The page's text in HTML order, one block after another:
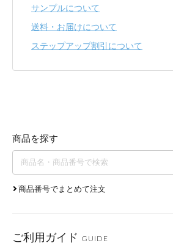
サンプルについて
送料・お届けについて
ステップアップ割引について
商品を探す
商品番号でまとめて注文
ご利用ガイド GUIDE